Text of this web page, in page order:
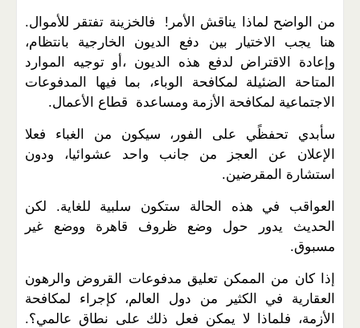
من الواضح لماذا يناقش الأمر! فالخزينة تفتقر للأموال.
هنا يجب الاختيار بين دفع الديون الخارجية بانتظام،
وإعادة الاقتراض لدفع هذه الديون ،أو توجيه الموارد
المتاحة الضئيلة لمكافحة الوباء، بما فيها المدفوعات
الاجتماعية لمكافحة الأزمة ومساعدة قطاع الأعمال.
سأبدي تحفظًي على الفور، سيكون من الغباء فعلا
الإعلان عن العجز من جانب واحد عشوائيا، ودون
استشارة المقرضين.
العواقب في هذه الحالة ستكون سلبية للغاية. لكن
الحديث يدور حول وضع ظروف قاهرة ووضع غير
مسبوق.
إذا كان من الممكن تعليق مدفوعات القروض والرهون
العقارية في الكثير من دول العالم، كإجراء لمكافحة
الأزمة، فلماذا لا يمكن فعل ذلك على نطاق عالمي؟.